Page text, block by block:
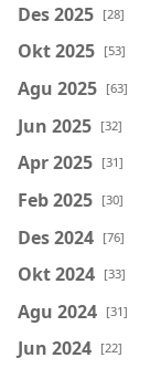
Des 2025 [28]
Okt 2025 [53]
Agu 2025 [63]
Jun 2025 [32]
Apr 2025 [31]
Feb 2025 [30]
Des 2024 [76]
Okt 2024 [33]
Agu 2024 [31]
Jun 2024 [22]